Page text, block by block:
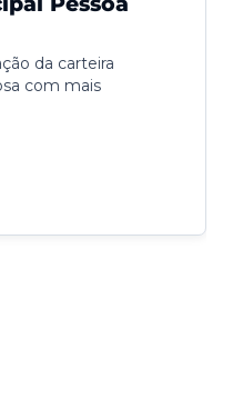
da carteira
com mais